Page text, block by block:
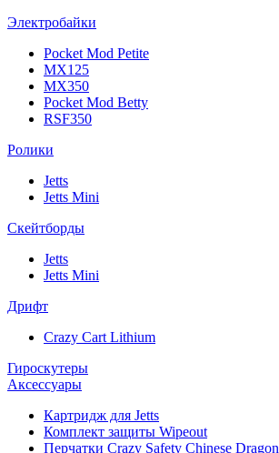
Электробайки
Pocket Mod Petite
MX125
MX350
Pocket Mod Betty
RSF350
Ролики
Jetts
Jetts Mini
Скейтборды
Jetts
Jetts Mini
Дрифт
Crazy Cart Lithium
Гироскутеры
Аксессуары
Картридж для Jetts
Комплект защиты Wipeout
Перчатки Crazy Safety Chinese Dragon